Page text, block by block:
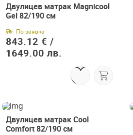
Съгласен съм с
Двулицев матрак Magnicool
Gel 82/190 см
- По заявка
843.12 € /
1649.00 лв.
Двулицев матрак Cool
Comfort 82/190 см